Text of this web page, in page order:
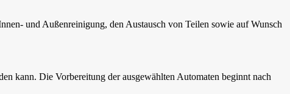
und Außenreinigung, den Austausch von Teilen sowie auf Wunsch
kann. Die Vorbereitung der ausgewählten Automaten beginnt nach